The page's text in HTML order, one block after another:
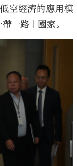
空經濟的應用模
一路」國家。